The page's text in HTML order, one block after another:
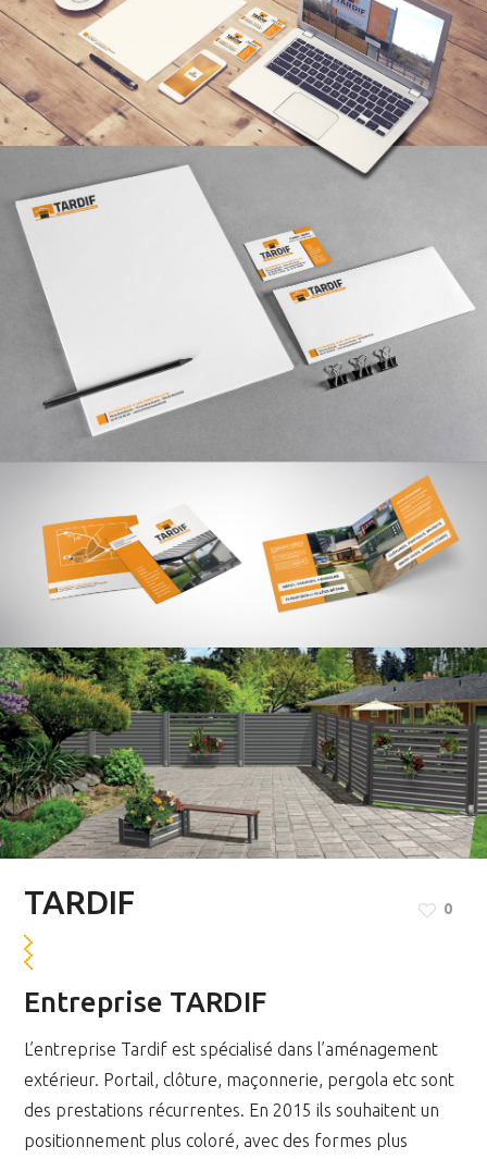
TARDIF 0
Entreprise TARDIF
L’entreprise Tardif est spécialisé dans l’aménagement
extérieur. Portail, clôture, maçonnerie, pergola etc sont
des prestations récurrentes. En 2015 ils souhaitent un
positionnement plus coloré, avec des formes plus